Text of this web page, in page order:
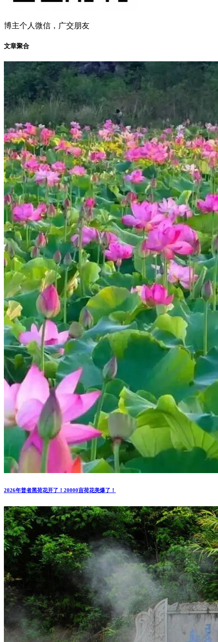
博主个人微信，广交朋友
文章聚合
2026年普者黑荷花开了！20000亩荷花美爆了！